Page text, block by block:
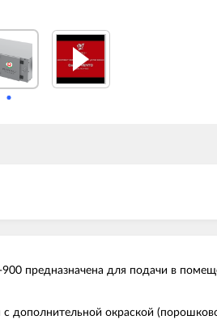
900 предназначена для подачи в
дополнительной окраской